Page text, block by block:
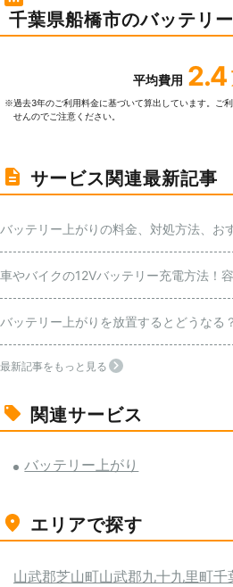
千葉県船橋市のバッテリ
平均費用 2.4
※過去3年のご利⽤料⾦に基づいて算出しています。ご
せんのでご注意ください。
サービス関連最新記事
バッテリー上がりの料金、対処方法、お
車やバイクの12Vバッテリー充電方法！
バッテリー上がりを放置するとどうなる
最新記事をもっと見る
関連サービス
バッテリー上がり
エリアで探す
山武郡芝山町山武郡九十九里町千